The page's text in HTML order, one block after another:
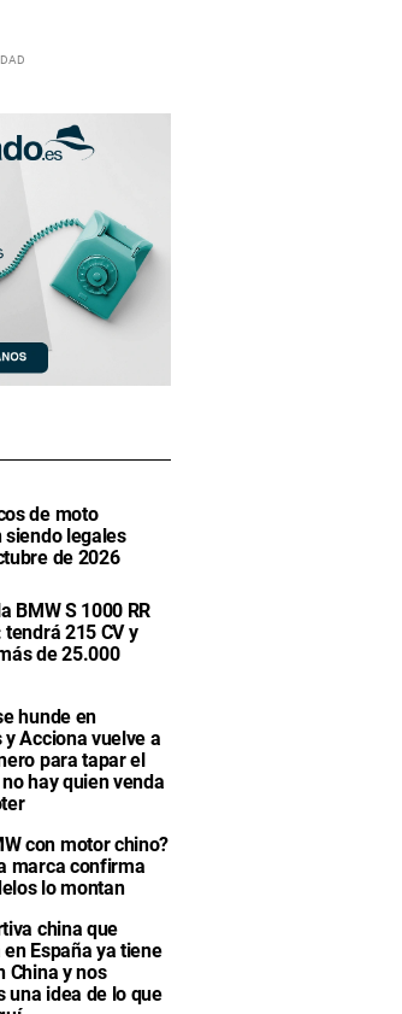
de moto
siendo legales
de 2026
BMW S 1000 RR
tendrá 215 CV y
de 25.000
hunde en
y Acciona vuelve a
para tapar el
hay quien venda
con motor chino?
marca confirma
lo montan
china que
España ya tiene
China y nos
una idea de lo que